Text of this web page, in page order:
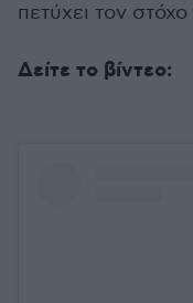
πετύχει τον στόχο
Δείτε το βίντεο: